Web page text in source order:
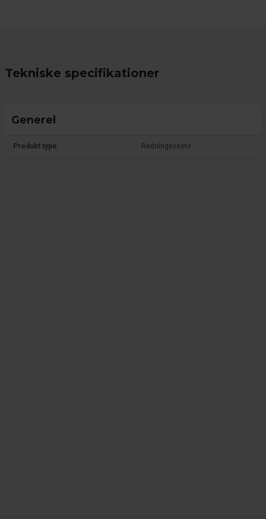
Tekniske specifikationer
Generel
Produkt type Redningsveste